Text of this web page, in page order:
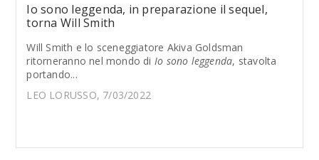
Io sono leggenda, in preparazione il sequel,
torna Will Smith
Will Smith e lo sceneggiatore Akiva Goldsman
ritorneranno nel mondo di Io sono leggenda, stavolta
portando...
LEO LORUSSO, 7/03/2022